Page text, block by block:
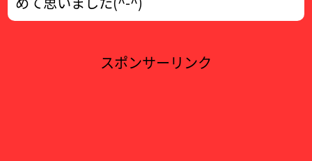
スポンサーリンク